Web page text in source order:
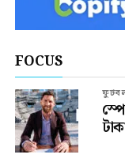
FOCUS